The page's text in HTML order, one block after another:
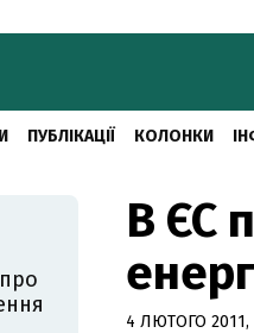
ПУБЛІКАЦІЇ КОЛОНКИ
В ЄС
4 ЛЮТОГО 2011,